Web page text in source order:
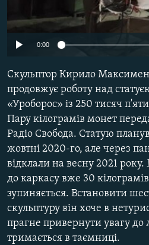
МУЛЬТИМЕДІА
ФОТО
ПОДКАСТИ
КРИМ РЕАЛІЇ
РУС
УКР
КТАТ
ДОЛУЧАЙСЯ!
720p
0:00
Скульптор Кирило
продовжує роботу над
«Уроборос» із 250 тисяч
Пару кілограмів монет
Радіо Свобода. Статую
жовтні 2020-го, але через
відклали на весну 2021
до каркасу вже 30
зупиняється. Встановити
скульптуру він хоче в
прагне привернути увагу до
тримається в таємниці.